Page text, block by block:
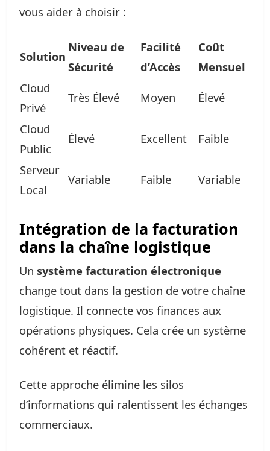
vous aider à choisir :
Solution
Niveau de
Sécurité
Facilité
d’Accès
Coût
Mensuel
Cloud
Privé
Très Élevé Moyen Élevé
Cloud
Public
Élevé Excellent Faible
Serveur
Local
Variable Faible Variable
Intégration de la facturation
dans la chaîne logistique
Un système facturation électronique
change tout dans la gestion de votre chaîne
logistique. Il connecte vos finances aux
opérations physiques. Cela crée un système
cohérent et réactif.
Cette approche élimine les silos
d’informations qui ralentissent les échanges
commerciaux.